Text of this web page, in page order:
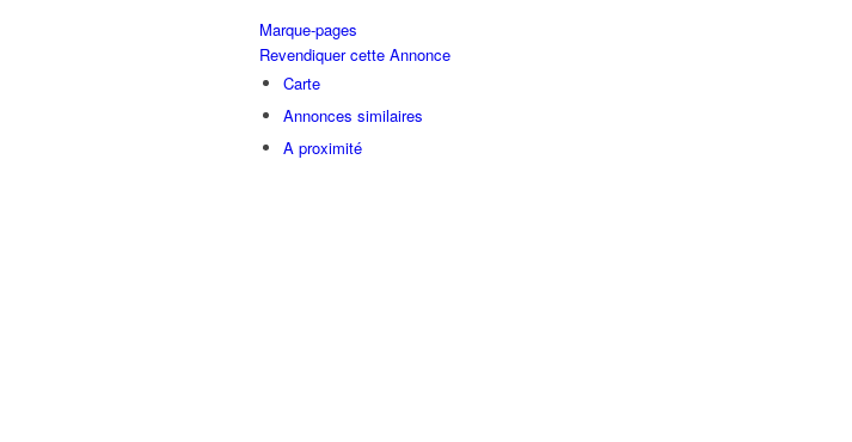
Marque-pages
Revendiquer cette Annonce
Carte
Annonces similaires
A proximité